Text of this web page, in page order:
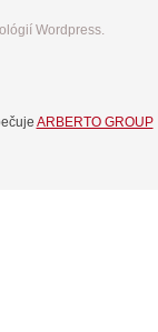
Wordpress.
ARBERTO GROUP